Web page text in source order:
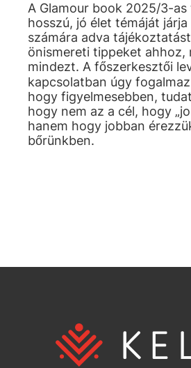
A Glamour book 2025/3-as
hosszú, jó élet témáját
számára adva
önismereti tippeket ahhoz,
mindezt. A főszerkesztői
kapcsolatban úgy
hogy figyelmesebben,
hogy nem az a cél, hogy
hanem hogy jobban
bőrünkben.